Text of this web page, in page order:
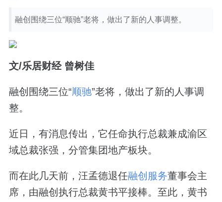
融创围绕三位“顺驰”老将，做出了新的人事调整。
文/乐居财经 曾树佳
融创围绕三位“顺驰”老将，做出了新的人事调
整。
近日，有消息传出，它任命执行总裁兼成渝区
域总裁张强，分管集团地产板块。
而在此几天前，汪孟德退任融创服务董事会主
席，由融创执行总裁黄书平接棒。至此，黄书